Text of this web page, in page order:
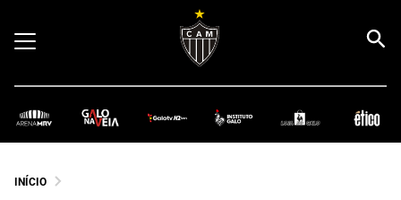
INÍCIO